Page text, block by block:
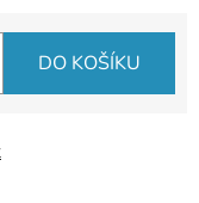
DO KOŠÍKU